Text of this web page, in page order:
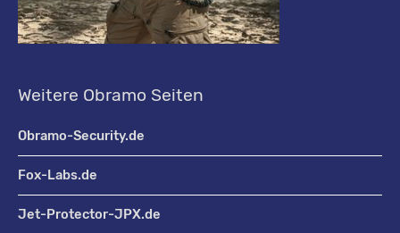
Weitere Obramo Seiten
Obramo-Security.de
Fox-Labs.de
Jet-Protector-JPX.de